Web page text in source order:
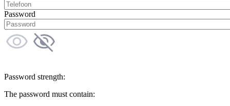
Password
Password strength:
The password must contain: